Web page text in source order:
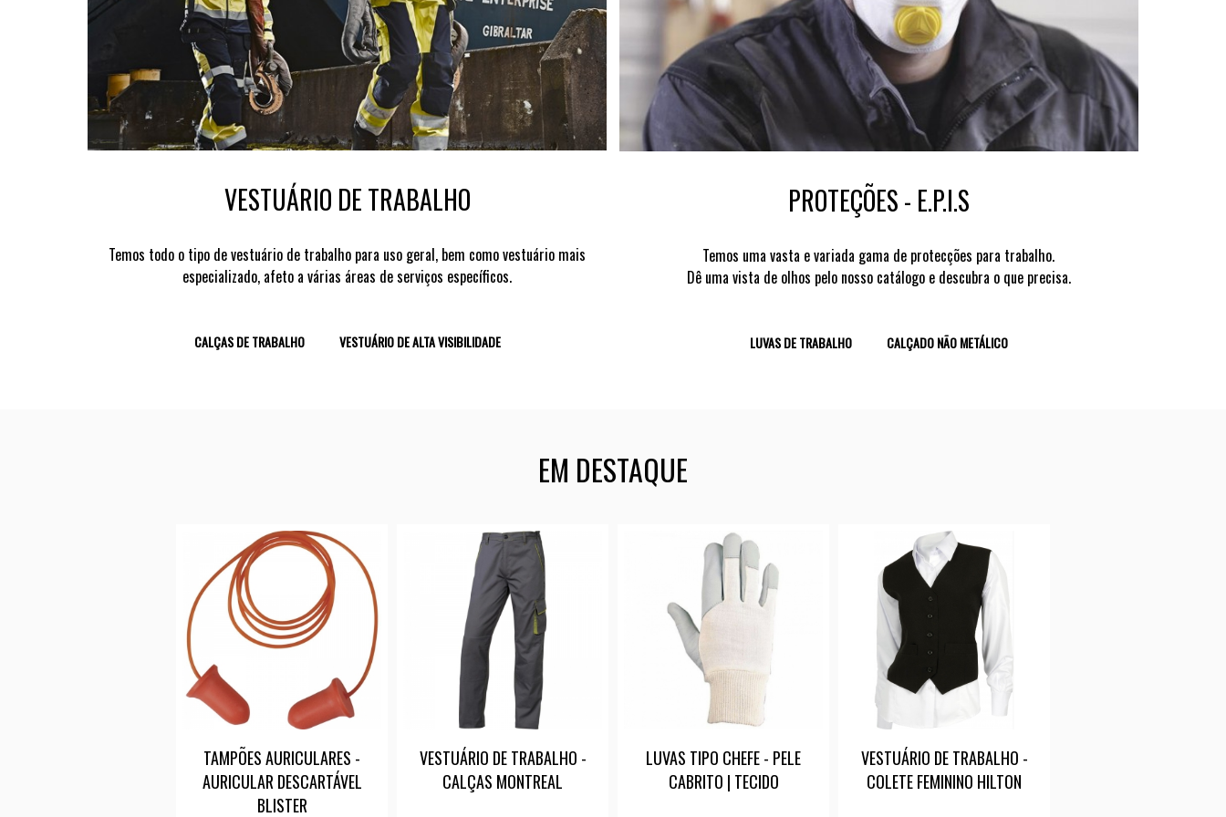
VESTUÁRIO DE TRABALHO
Temos todo o tipo de vestuário de trabalho para uso geral, bem como vestuário mais
especializado, afeto a várias áreas de serviços específicos.
CALÇAS DE TRABALHO VESTUÁRIO DE ALTA VISIBILIDADE
PROTEÇÕES - E.P.I.S
Temos uma vasta e variada gama de protecções para trabalho.
Dê uma vista de olhos pelo nosso catálogo e descubra o que precisa.
LUVAS DE TRABALHO CALÇADO NÃO METÁLICO
EM DESTAQUE
TAMPÕES AURICULARES -
AURICULAR DESCARTÁVEL
BLISTER
VESTUÁRIO DE TRABALHO -
CALÇAS MONTREAL
LUVAS TIPO CHEFE - PELE
CABRITO | TECIDO
VESTUÁRIO DE TRABALHO -
COLETE FEMININO HILTON